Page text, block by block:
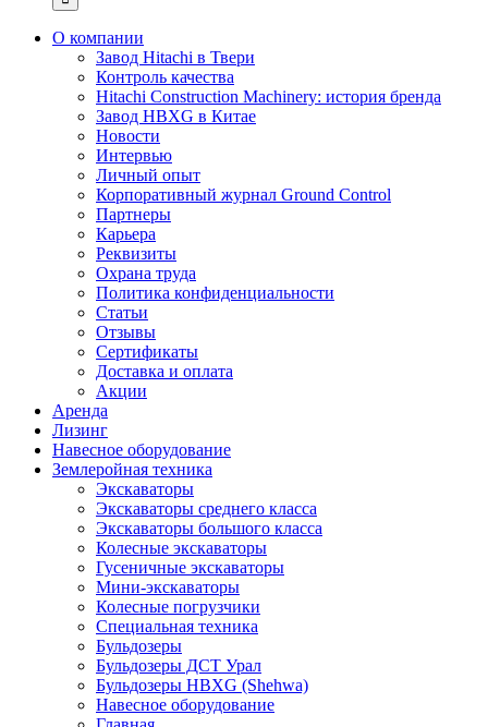
О компании
Завод Hitachi в Твери
Контроль качества
Hitachi Construction Machinery: история бренда
Завод HBXG в Китае
Новости
Интервью
Личный опыт
Корпоративный журнал Ground Control
Партнеры
Карьера
Реквизиты
Охрана труда
Политика конфиденциальности
Статьи
Отзывы
Сертификаты
Доставка и оплата
Акции
Аренда
Лизинг
Навесное оборудование
Землеройная техника
Экскаваторы
Экскаваторы среднего класса
Экскаваторы большого класса
Колесные экскаваторы
Гусеничные экскаваторы
Мини-экскаваторы
Колесные погрузчики
Специальная техника
Бульдозеры
Бульдозеры ДСТ Урал
Бульдозеры HBXG (Shehwa)
Навесное оборудование